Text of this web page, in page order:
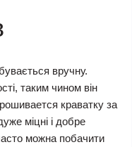
вручну.
таким чином він
краватку за
міцні і добре
можна побачити